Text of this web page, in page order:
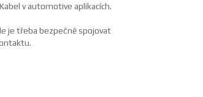
v automotive aplikacích.
je třeba bezpečně spojovat